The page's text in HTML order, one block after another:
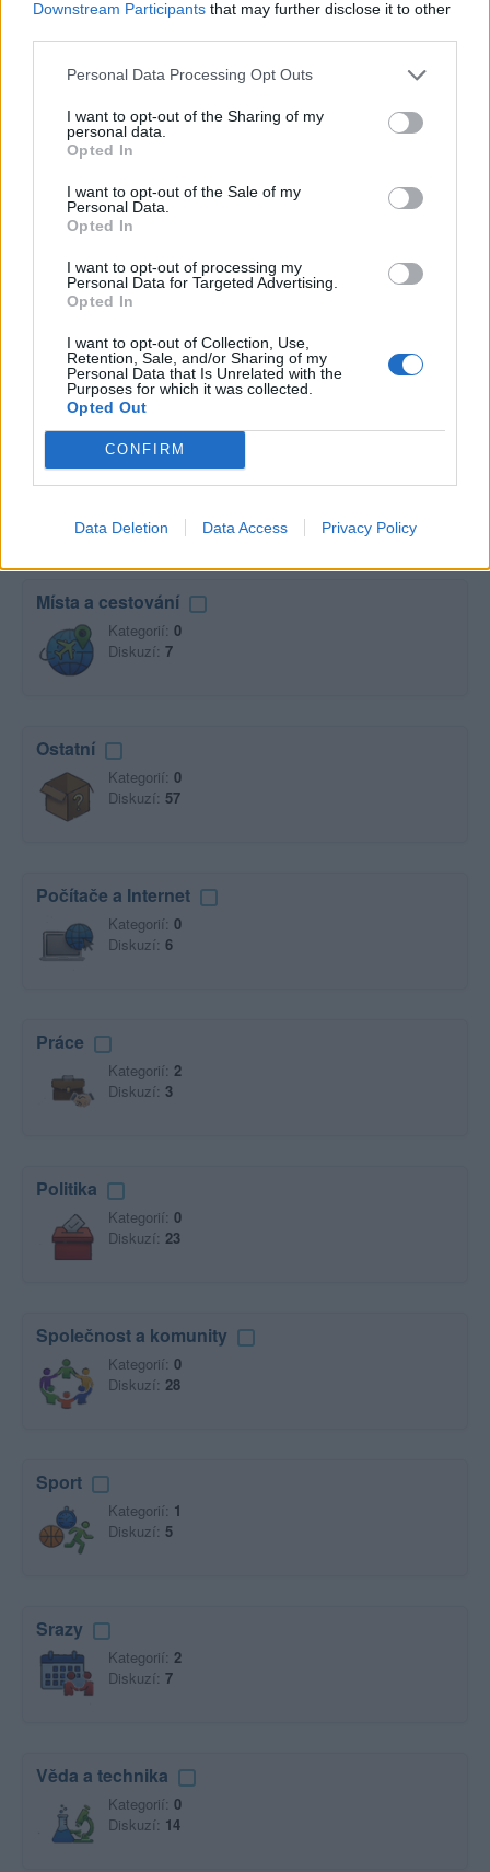
Downstream Participants that may further disclose it to other
Personal Data Processing Opt Outs
I want to opt-out of the Sharing of my
personal data.
Opted In
I want to opt-out of the Sale of my
Personal Data.
Opted In
I want to opt-out of processing my
Personal Data for Targeted Advertising.
Opted In
I want to opt-out of Collection, Use,
Retention, Sale, and/or Sharing of my
Personal Data that Is Unrelated with the
Purposes for which it was collected.
Opted Out
CONFIRM
Data Deletion Data Access Privacy Policy
Koníčky a zájmy
Kategorií:0
Diskuzí:
26
Kultura, umění a filozofie
Kategorií:4
Diskuzí:26
Láska, vztahy a sex
Kategorií:0
Diskuzí:55
Náboženství
Kategorií:1
Místa a cestování
Kategorií: 0
Diskuzí: 7
Ostatní
Kategorií: 0
Diskuzí: 57
Počítače a Internet
Kategorií: 0
Diskuzí: 6
Práce
Kategorií: 2
Diskuzí: 3
Politika
Kategorií: 0
Diskuzí: 23
Společnost a komunity
Kategorií: 0
Diskuzí: 28
Sport
Kategorií: 1
Diskuzí: 5
Srazy
Kategorií: 2
Diskuzí: 7
Věda a technika
Kategorií: 0
Diskuzí: 14